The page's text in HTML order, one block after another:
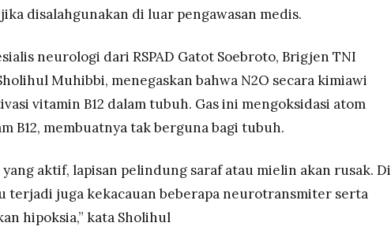
dalam tiga tahun terakhir, dengan 22,5 persen dari 32.000 responden
menggunakannya untuk euforia
disalahgunakan di luar pengawasan medis.
neurologi dari RSPAD Gatot Soebroto, Brigjen TNI
Muhibbi, menegaskan bahwa N2O secara kimiawi
vitamin B12 dalam tubuh. Gas ini mengoksidasi atom
B12, membuatnya tak berguna bagi tubuh.
yang aktif, lapisan pelindung saraf atau mielin akan rusak. Di
terjadi juga kekacauan beberapa neurotransmiter serta
hipoksia,” kata Sholihul